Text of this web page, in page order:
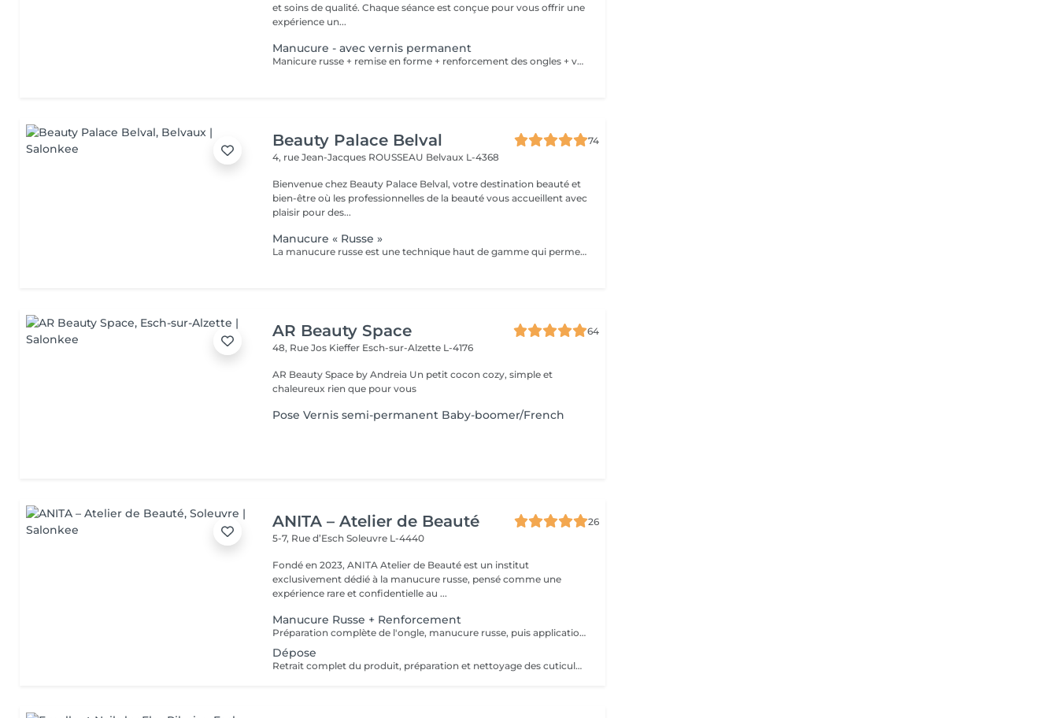
et soins de qualité. Chaque séance est conçue pour vous offrir une
expérience un...
Manucure - avec vernis permanent
Manicure russe + remise en forme + renforcement des ongles + vernis permanent .
Beauty Palace Belval
74
4, rue Jean-Jacques ROUSSEAU Belvaux L-4368
Bienvenue chez Beauty Palace Belval, votre destination beauté et
bien-être où les professionnelles de la beauté vous accueillent avec
plaisir pour des...
Manucure « Russe »
La manucure russe est une technique haut de gamme qui permet d'obtenir des ongles impeccables et soignés dans les moindres détails. Contrairement à la manucure classique, elle consiste à travailler minutieusement le contour de l'ongle et les cuticules à l'aide de la ponceuse et d'embouts spécifiques, pour un résultat net, élégant et longue durée. résultats: *Ongles nets et élégants *Pose de vernis plus précises et durable *Résultat soigné et longue tenue
AR Beauty Space
64
48, Rue Jos Kieffer Esch-sur-Alzette L-4176
AR Beauty Space by Andreia Un petit cocon cozy, simple et
chaleureux rien que pour vous
Pose Vernis semi-permanent Baby-boomer/French
ANITA – Atelier de Beauté
26
5-7, Rue d’EschSoleuvre L-4440
Fondé en 2023, ANITA Atelier de Beauté est un institut
exclusivement dédié à la manucure russe, pensé comme une
expérience rare et confidentielle au ...
Manucure Russe + Renforcement
Préparation complète de l'ongle, manucure russe, puis application d'un renfort avec base teintée couleur naturelle pour solidifier la plaque, unifier l'ongle et améliorer la tenue.
Dépose
Retrait complet du produit, préparation et nettoyage des cuticules en manucure russe, puis application d'huile pour cuticules et ongles afin de laisser une plaque propre, saine et hydratée.